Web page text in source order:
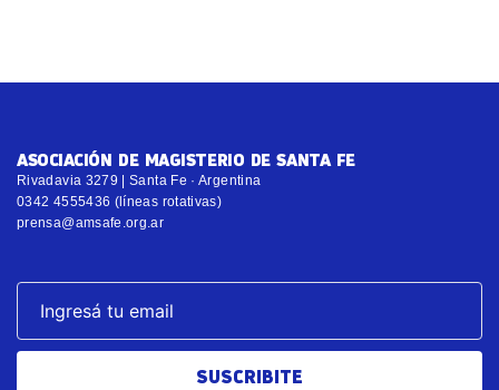
ASOCIACIÓN DE MAGISTERIO DE SANTA FE
Rivadavia 3279 | Santa Fe · Argentina
0342 4555436 (líneas rotativas)
prensa@amsafe.org.ar
SUSCRIBITE